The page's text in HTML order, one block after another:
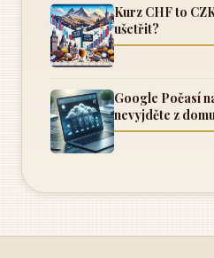
Kurz CHF to
ušetřit?
Google Počasí
nevyjděte z